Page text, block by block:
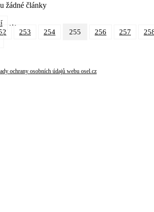
žádné články
…
253 254 255 256 257
ochrany osobních údajů webu osel.cz